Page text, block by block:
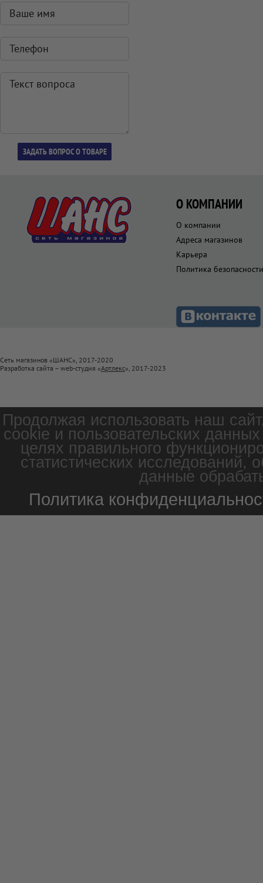
О КОМПАНИИ
О компании
Адреса магазинов
Карьера
Политика безопасности
Сеть магазинов «ШАНС», 2017-2020
Разработка сайта – web-студия «Артлекс», 2017-2023
Продолжая использовать наш
cookie и пользовательских
целях правильного
статистических
данные
Политика